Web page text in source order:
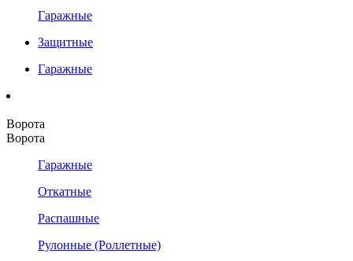
Гаражные
Защитные
Гаражные
Ворота
Ворота
Гаражные
Откатные
Распашные
Рулонные (Роллетные)